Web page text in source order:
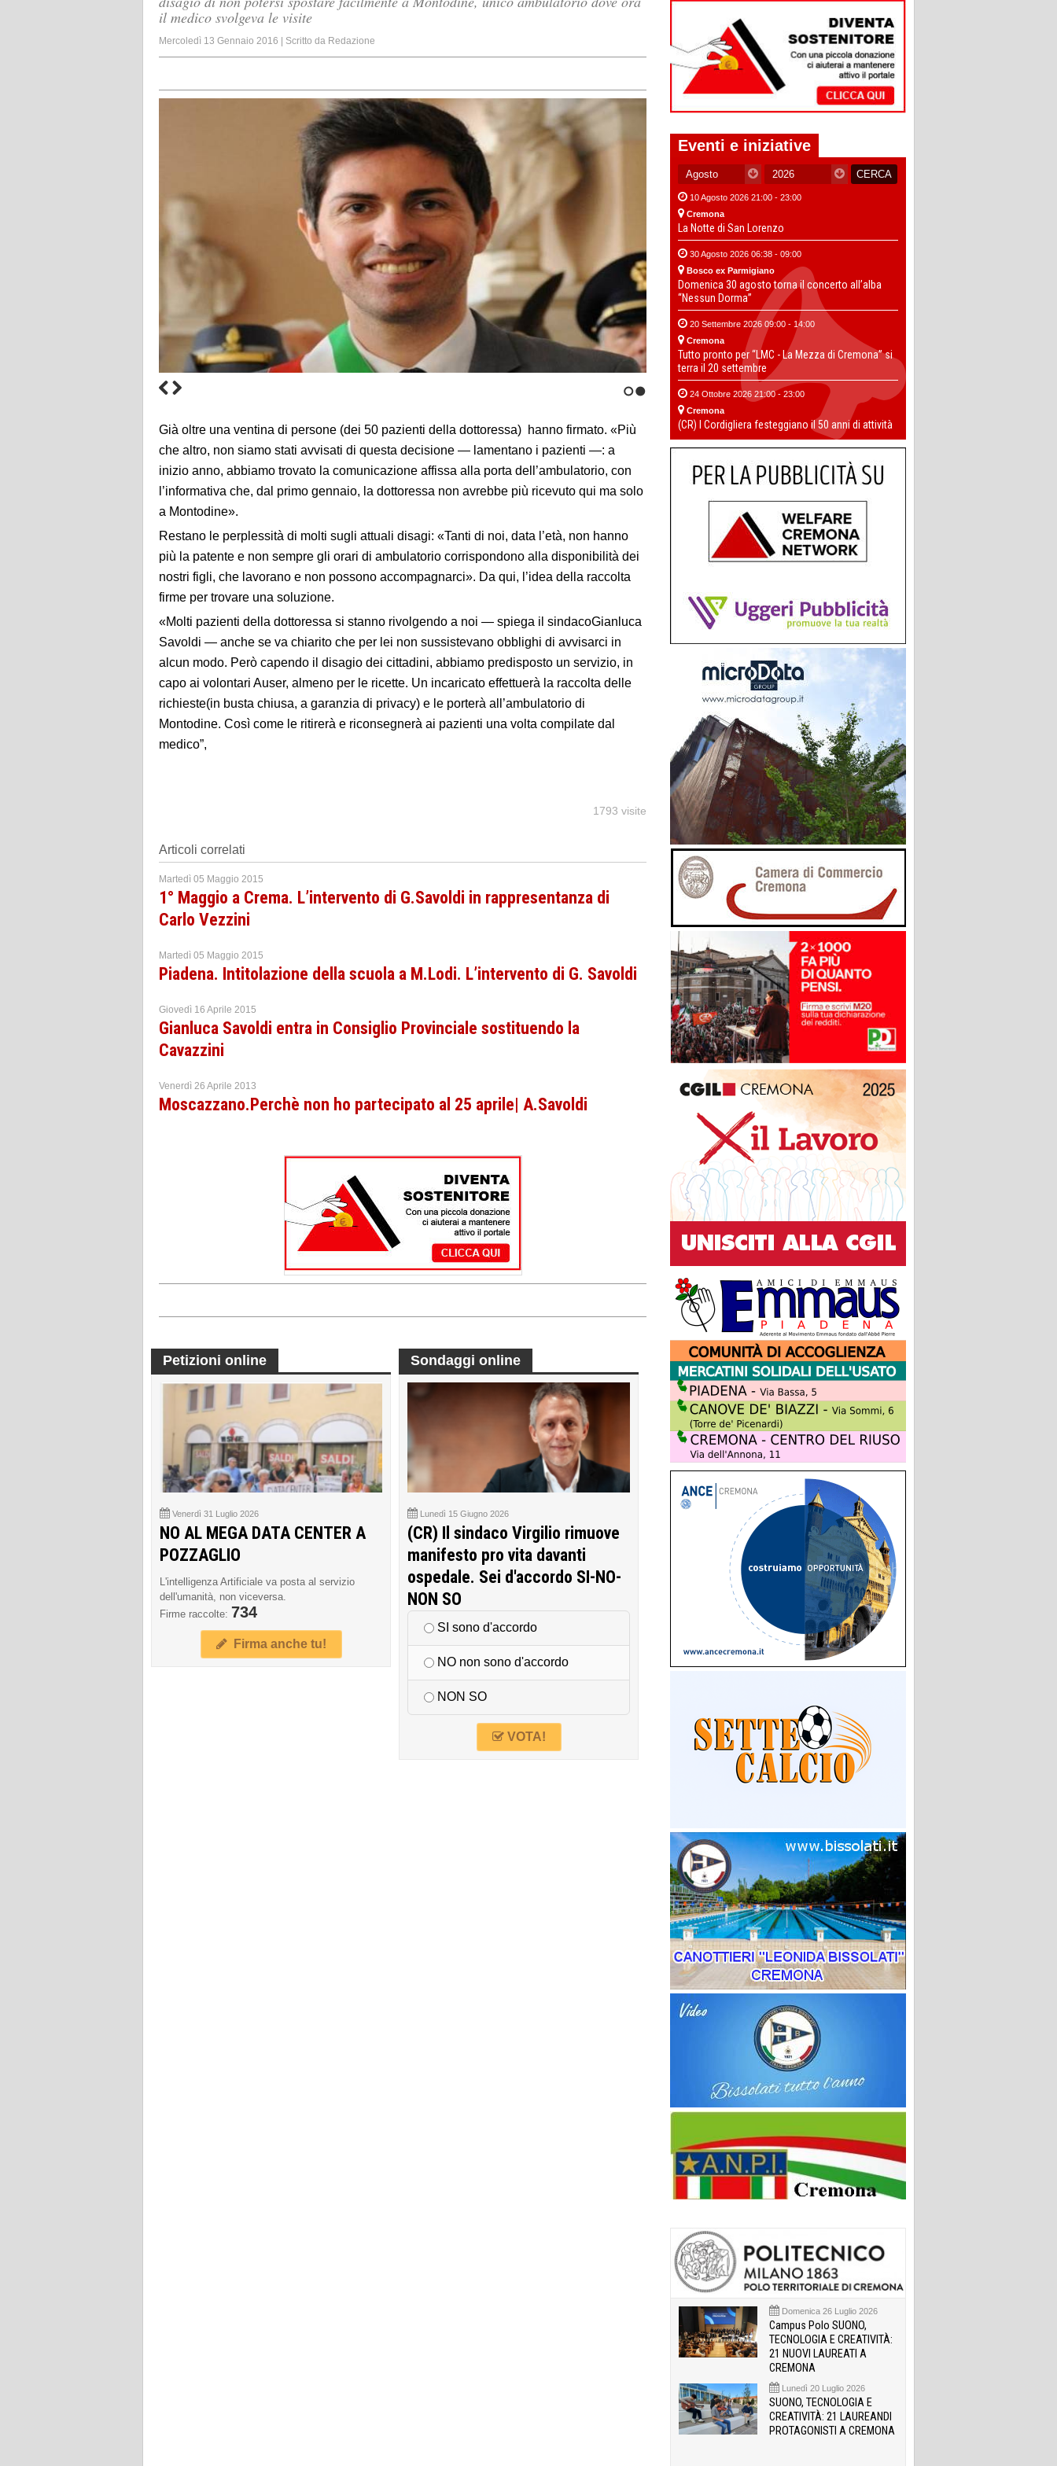
il medico svolgeva le visite
Mercoledì 13 Gennaio 2016 | Scritto da Redazione
Già oltre una ventina di persone (dei 50 pazienti della dottoressa) hanno firmato. «Più
che altro, non siamo stati avvisati di questa decisione — lamentano i pazienti —: a
inizio anno, abbiamo trovato la comunicazione affissa alla porta dell’ambulatorio, con
l’informativa che, dal primo gennaio, la dottoressa non avrebbe più ricevuto qui ma solo
a Montodine».
Restano le perplessità di molti sugli attuali disagi: «Tanti di noi, data l’età, non hanno
più la patente e non sempre gli orari di ambulatorio corrispondono alla disponibilità dei
nostri figli, che lavorano e non possono accompagnarci». Da qui, l’idea della raccolta
firme per trovare una soluzione.
«Molti pazienti della dottoressa si stanno rivolgendo a noi — spiega il sindacoGianluca
Savoldi — anche se va chiarito che per lei non sussistevano obblighi di avvisarci in
alcun modo. Però capendo il disagio dei cittadini, abbiamo predisposto un servizio, in
capo ai volontari Auser, almeno per le ricette. Un incaricato effettuerà la raccolta delle
richieste(in busta chiusa, a garanzia di privacy) e le porterà all’ambulatorio di
Montodine. Così come le ritirerà e riconsegnerà ai pazienti una volta compilate dal
medico”,
1793 visite
Articoli correlati
Martedì 05 Maggio 2015
1° Maggio a Crema. L’intervento di G.Savoldi in rappresentanza di
Carlo Vezzini
Martedì 05 Maggio 2015
Piadena. Intitolazione della scuola a M.Lodi. L’intervento di G. Savoldi
Giovedì 16 Aprile 2015
Gianluca Savoldi entra in Consiglio Provinciale sostituendo la
Cavazzini
Venerdì 26 Aprile 2013
Moscazzano.Perchè non ho partecipato al 25 aprile| A.Savoldi
Petizioni online
Venerdì 31 Luglio 2026
NO AL MEGA DATA CENTER A
POZZAGLIO
L'intelligenza Artificiale va posta al servizio
dell'umanità, non viceversa.
Firme raccolte: 734
Firma anche tu!
Sondaggi online
Lunedì 15 Giugno 2026
(CR) Il sindaco Virgilio rimuove
manifesto pro vita davanti
ospedale. Sei d'accordo SI-NO-
NON SO
SI sono d'accordo
NO non sono d'accordo
NON SO
VOTA!
Eventi e iniziative
10 Agosto 2026 21:00 - 23:00
Cremona
La Notte di San Lorenzo
30 Agosto 2026 06:38 - 09:00
Bosco ex Parmigiano
Domenica 30 agosto torna il concerto all’alba
“Nessun Dorma”
20 Settembre 2026 09:00 - 14:00
Cremona
Tutto pronto per “LMC - La Mezza di Cremona” si
terra il 20 settembre
24 Ottobre 2026 21:00 - 23:00
Cremona
(CR) I Cordigliera festeggiano il 50 anni di attività
Domenica 26 Luglio 2026
Campus Polo SUONO,
TECNOLOGIA E CREATIVITÀ:
21 NUOVI LAUREATI A
CREMONA
Lunedì 20 Luglio 2026
SUONO, TECNOLOGIA E
CREATIVITÀ: 21 LAUREANDI
PROTAGONISTI A CREMONA